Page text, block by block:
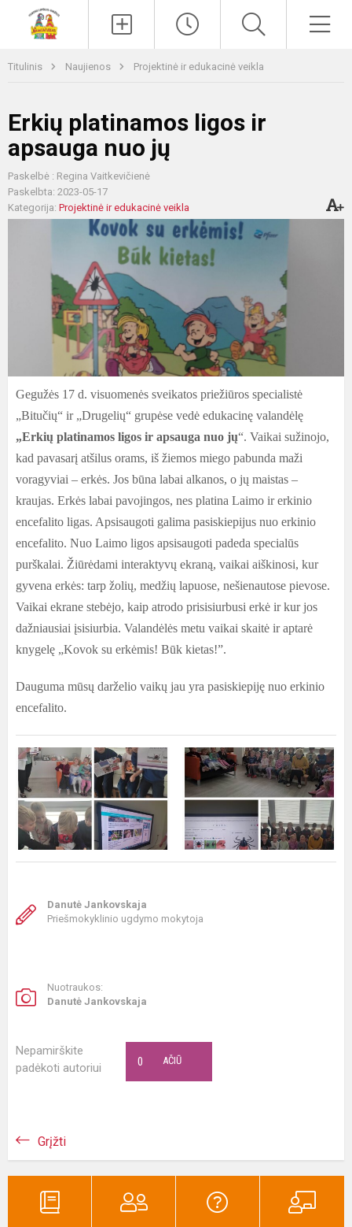
Titulinis Naujienos Projektinė ir edukacinė veikla
Erkių platinamos ligos ir
apsauga nuo jų
Paskelbė : Regina Vaitkevičienė
Paskelbta: 2023-05-17
Kategorija: Projektinė ir edukacinė veikla
Gegužės 17 d. visuomenės sveikatos priežiūros specialistė
„Bitučių“ ir „Drugelių“ grupėse vedė edukacinę valandėlę
„Erkių platinamos ligos ir apsauga nuo jų“. Vaikai sužinojo,
kad pavasarį atšilus orams, iš žiemos miego pabunda maži
voragyviai – erkės. Jos būna labai alkanos, o jų maistas –
kraujas. Erkės labai pavojingos, nes platina Laimo ir erkinio
encefalito ligas. Apsisaugoti galima pasiskiepijus nuo erkinio
encefalito. Nuo Laimo ligos apsisaugoti padeda specialūs
purškalai. Žiūrėdami interaktyvų ekraną, vaikai aiškinosi, kur
gyvena erkės: tarp žolių, medžių lapuose, nešienautose pievose.
Vaikai ekrane stebėjo, kaip atrodo prisisiurbusi erkė ir kur jos
dažniausiai įsisiurbia. Valandėlės metu vaikai skaitė ir aptarė
knygelę „Kovok su erkėmis! Būk kietas!”.
Dauguma mūsų darželio vaikų jau yra pasiskiepiję nuo erkinio
encefalito.
Danutė Jankovskaja
Priešmokyklinio ugdymo mokytoja
Nuotraukos:
Danutė Jankovskaja
Nepamirškite
padėkoti autoriui
AČIŪ
0
Grįžti